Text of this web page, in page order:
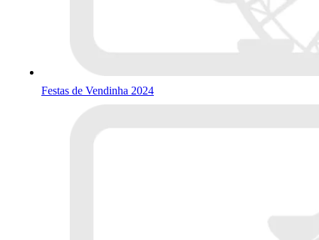
Festas de Vendinha 2024